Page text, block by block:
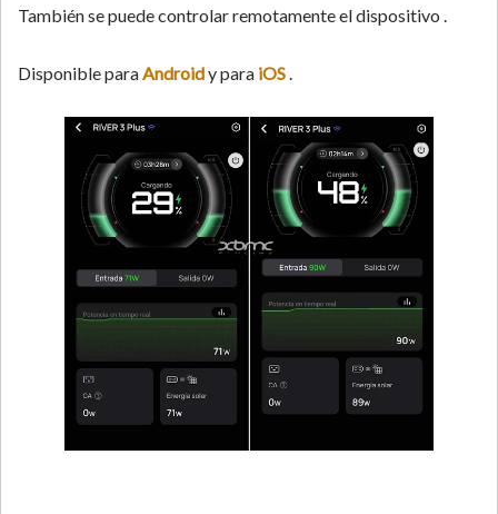
También se puede controlar remotamente el dispositivo .
Disponible paraAndroidy para iOS.